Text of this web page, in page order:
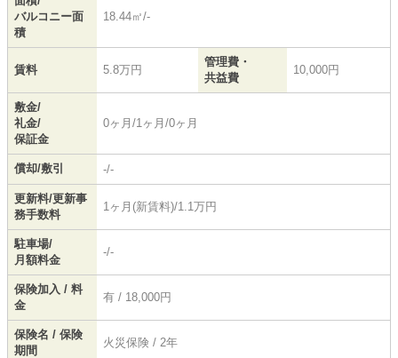
バルコニー面
積
18.44㎡/-
賃料 5.8万円
管理費・
共益費
10,000円
敷金/
礼金/
保証金
0ヶ月/1ヶ月/0ヶ月
償却/敷引 -/-
更新料/更新事
務手数料
1ヶ月(新賃料)/1.1万円
駐車場/
月額料金
-/-
保険加入 / 料
金
有 / 18,000円
保険名 / 保険
期間
火災保険 / 2年